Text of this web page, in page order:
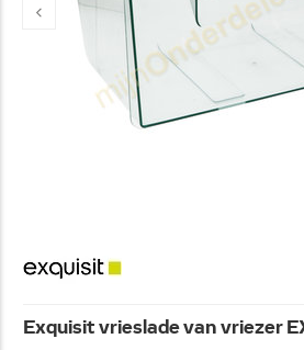
Exquisit vrieslade van vriezer